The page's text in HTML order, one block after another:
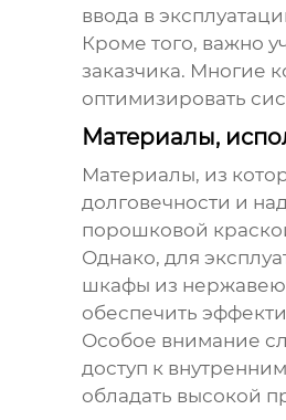
ввода в
Кроме того, важно
заказчика. Многие
оптимизировать
Материалы,
Материалы, из
долговечности и
порошковой
Однако, для
шкафы из
обеспечить
Особое внимание
доступ к
обладать высокой